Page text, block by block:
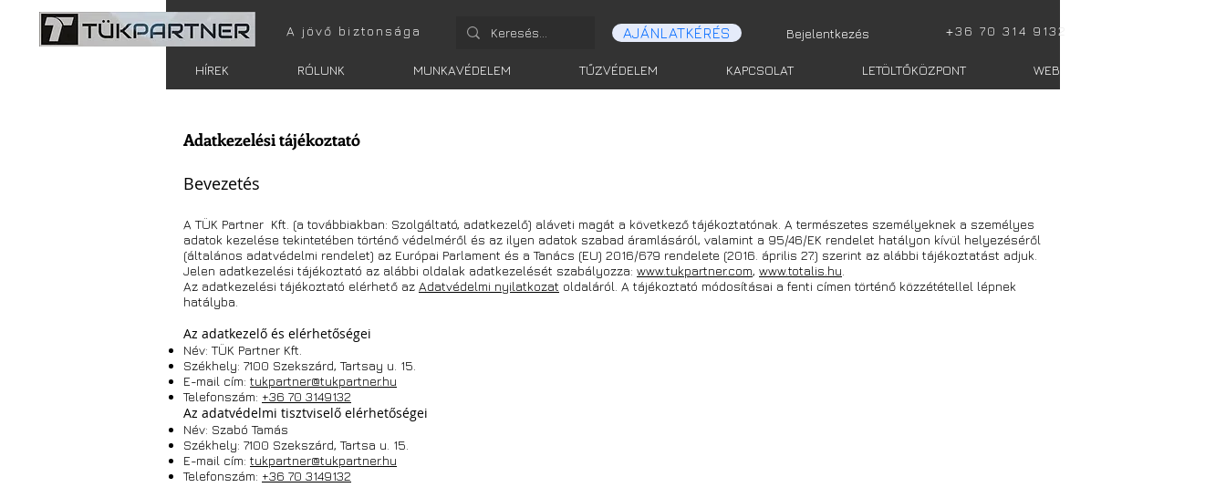
A jövő biztonsága AJÁNLATKÉRÉS Bejelentkezés +36 70 314 9132
HÍREK RÓLUNK MUNKAVÉDELEM TŰZVÉDELEM KAPCSOLAT LETÖLTŐKÖZPONT WEBSHOP totalis
Adatkezelési tájékoztató
Bevezetés
A TÜK Partner Kft. (a továbbiakban: Szolgáltató, adatkezelő) aláveti magát a következő tájékoztatónak. A természetes személyeknek a személyes
adatok kezelése tekintetében történő védelméről és az ilyen adatok szabad áramlásáról, valamint a 95/46/EK rendelet hatályon kívül helyezéséről
(általános adatvédelmi rendelet) az Európai Parlament és a Tanács (EU) 2016/679 rendelete (2016. április 27.) szerint az alábbi tájékoztatást adjuk.
Jelen adatkezelési tájékoztató az alábbi oldalak adatkezelését szabályozza: www.tukpartner.com, www.totalis.hu
Az adatkezelési tájékoztató elérhető az Adatvédelmi nyilatkozat oldaláról. A tájékoztató módosításai a fenti címen történő közzététellel lépnek
hatályba.
Az adatkezelő és elérhetőségei
Név: TÜK Partner Kft.
Székhely: 7100 Szekszárd, Tartsay u. 15.
E-mail cím: tukpartner@tukpartner.hu
Telefonszám: +36 70 3149132
Az adatvédelmi tisztviselő elérhetőségei
Név: Szabó Tamás
Székhely: 7100 Szekszárd, Tartsa u. 15.
E-mail cím: tukpartner@tukpartner.hu
Telefonszám: +36 70 3149132